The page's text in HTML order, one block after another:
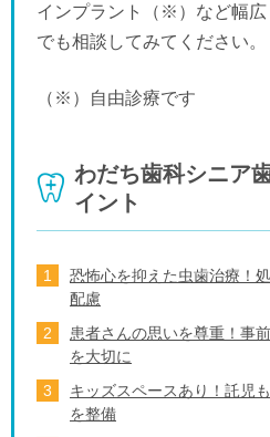
インプラント（※）など幅
でも相談してみてください。
（※）自由診療です
わだち歯科シニア
イント
恐怖心を抑えた虫歯治療！
配慮
患者さんの思いを尊重！事
を大切に
キッズスペースあり！託児
を整備